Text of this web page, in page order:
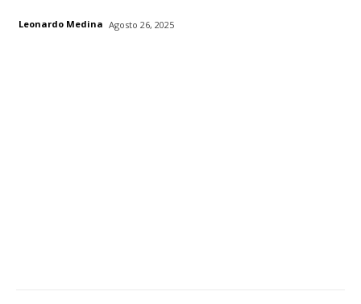
Leonardo Medina Agosto 26, 2025